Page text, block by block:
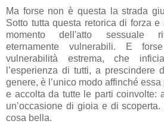
Ma forse non è questa la strada
Sotto tutta questa retorica di forza e
momento dell'atto sessuale
eternamente vulnerabili. E
vulnerabilità estrema, che
l’esperienza di tutti, a prescindere
genere, è l’unico modo affinché
e accolta da tutte le parti coinvolte:
un’occasione di gioia e di
cosa bella.